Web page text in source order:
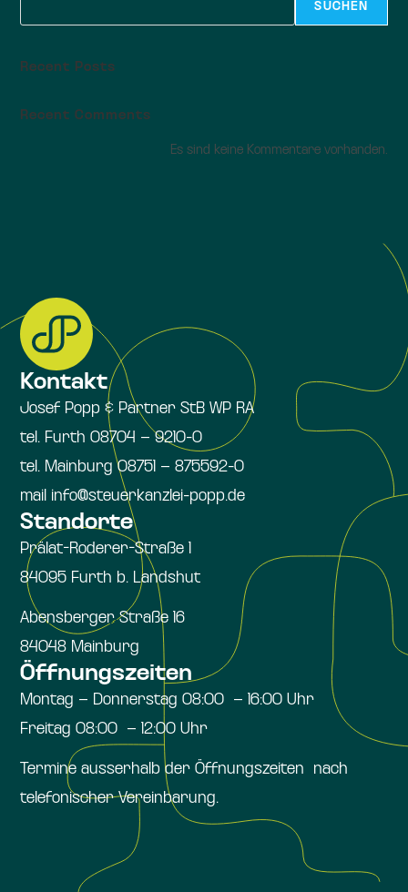
SUCHEN
Recent Posts
Recent Comments
Es sind keine Kommentare vorhanden.
Kontakt
Josef Popp & Partner StB WP RA
tel. Furth 08704 – 9210-0
tel. Mainburg 08751 – 875592-0
mail info@steuerkanzlei-popp.de
Standorte
Prälat-Roderer-Straße 1
84095 Furth b. Landshut
Abensberger Straße 16
84048 Mainburg
Öffnungszeiten
Montag – Donnerstag 08:00 – 16:00 Uhr
Freitag 08:00 – 12:00 Uhr
Termine ausserhalb der Öffnungszeiten nach
telefonischer Vereinbarung.